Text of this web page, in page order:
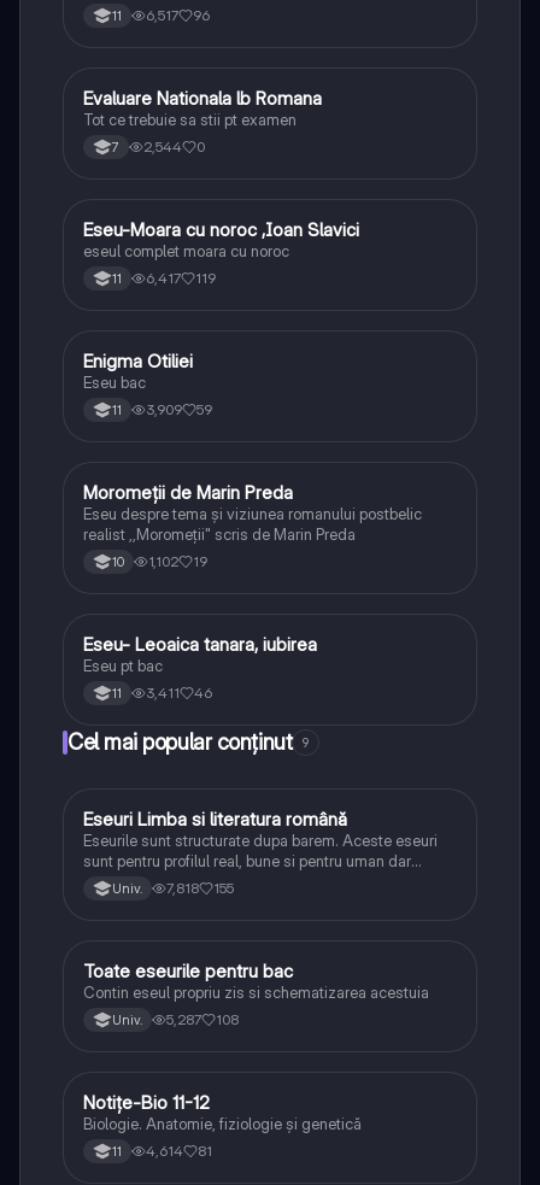
11 6,517 96
Limba și literatura română
Evaluare Nationala lb Romana
Tot ce trebuie sa stii pt examen
7 2,544 0
Limba și literatura română
Eseu-Moara cu noroc ,Ioan Slavici
eseul complet moara cu noroc
11 6,417 119
Limba și literatura română
Enigma Otiliei
Eseu bac
11 3,909 59
Limba și literatura română
Moromeții de Marin Preda
Eseu despre tema și viziunea romanului postbelic
realist ,,Moromeții" scris de Marin Preda
10 1,102 19
Limba și literatura română
Eseu- Leoaica tanara, iubirea
Eseu pt bac
11 3,411 46
Cel mai popular conținut 9
Limba și literatura română
Eseuri Limba si literatura română
Eseurile sunt structurate dupa barem. Aceste eseuri
sunt pentru profilul real, bune si pentru uman dar
lipsesc relatiile dintre personaje si caracrerizarile.
Univ. 7,818 155
Limba și literatura română
Toate eseurile pentru bac
Contin eseul propriu zis si schematizarea acestuia
Univ. 5,287 108
Biologie
Notițe-Bio 11-12
Biologie. Anatomie, fiziologie și genetică
11 4,614 81